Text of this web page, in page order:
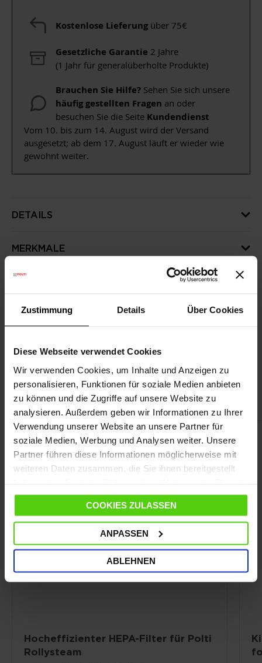
Zustimmung Details Über Cookies
Diese Webseite verwendet Cookies
Wir verwenden Cookies, um Inhalte und Anzeigen zu
personalisieren, Funktionen für soziale Medien anbieten
zu können und die Zugriffe auf unsere Website zu
analysieren. Außerdem geben wir Informationen zu Ihrer
Verwendung unserer Website an unsere Partner für
soziale Medien, Werbung und Analysen weiter. Unsere
Partner führen diese Informationen möglicherweise mit
weiteren Daten zusammen, die Sie ihnen bereitgestellt
gesammelt haben.
COOKIES ZULASSEN
ANPASSEN
ABLEHNEN
Kostenlose Lieferung über 75€
Gesetzliche Garantie 2 Jahre
(1 Jahr für generalüberholte Produkte)
Brauchen Sie Hilfe? Sehen Sie sich unsere
häufig gestellten Fragen an oder
besuchen Sie die Seite Kundendienst
Vom 10. bis zum 14. August wird der Versand
ausgesetzt; ab dem 17. August läuft er wieder wie
gewohnt weiter.
DETAILS
MERKMALE
WEITERE NÜTZLICHE INFORMATIONEN
Mehr Leistung mit kompatiblem
Zubehör
Hocheffizienter HEPA-Filter für Polti
Rollysteam